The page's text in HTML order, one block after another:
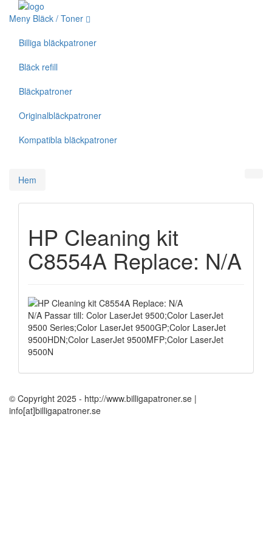
Meny Bläck / Toner
Billiga bläckpatroner
Bläck refill
Bläckpatroner
Originalbläckpatroner
Kompatibla bläckpatroner
Hem
HP Cleaning kit
C8554A Replace: N/A
N/A Passar till: Color LaserJet 9500;Color LaserJet
9500 Series;Color LaserJet 9500GP;Color LaserJet
9500HDN;Color LaserJet 9500MFP;Color LaserJet
9500N
© Copyright 2025 - http://www.billigapatroner.se |
info[at]billigapatroner.se